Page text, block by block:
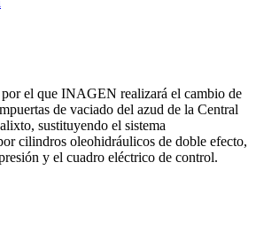
el que INAGEN realizará el cambio de
de vaciado del azud de la Central
sustituyendo el sistema
cilindros oleohidráulicos de doble efecto,
y el cuadro eléctrico de control.